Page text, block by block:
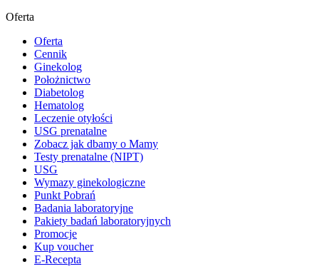
Oferta
Oferta
Cennik
Ginekolog
Położnictwo
Diabetolog
Hematolog
Leczenie otyłości
USG prenatalne
Zobacz jak dbamy o Mamy
Testy prenatalne (NIPT)
USG
Wymazy ginekologiczne
Punkt Pobrań
Badania laboratoryjne
Pakiety badań laboratoryjnych
Promocje
Kup voucher
E-Recepta